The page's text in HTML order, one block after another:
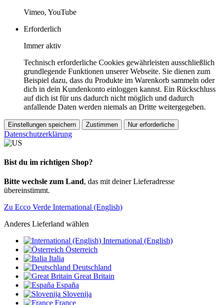
Vimeo, YouTube
Erforderlich
Immer aktiv
Technisch erforderliche Cookies gewährleisten ausschließlich
grundlegende Funktionen unserer Webseite. Sie dienen zum
Beispiel dazu, dass du Produkte im Warenkorb sammeln oder
dich in dein Kundenkonto einloggen kannst. Ein Rückschluss
auf dich ist für uns dadurch nicht möglich und dadurch
anfallende Daten werden niemals an Dritte weitergegeben.
Einstellungen speichern Zustimmen Nur erforderliche
Datenschutzerklärung
Bist du im richtigen Shop?
Bitte wechsle zum Land, das mit deiner Lieferadresse
übereinstimmt.
Zu Ecco Verde International (English)
Anderes Lieferland wählen
International (English)
Österreich
Italia
Deutschland
Great Britain
España
Slovenija
France